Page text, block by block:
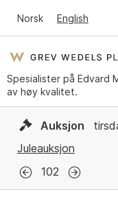
Norsk English
Spesialister på Edvard
av høy kvalitet.
Auksjon
Juleauksjon
102